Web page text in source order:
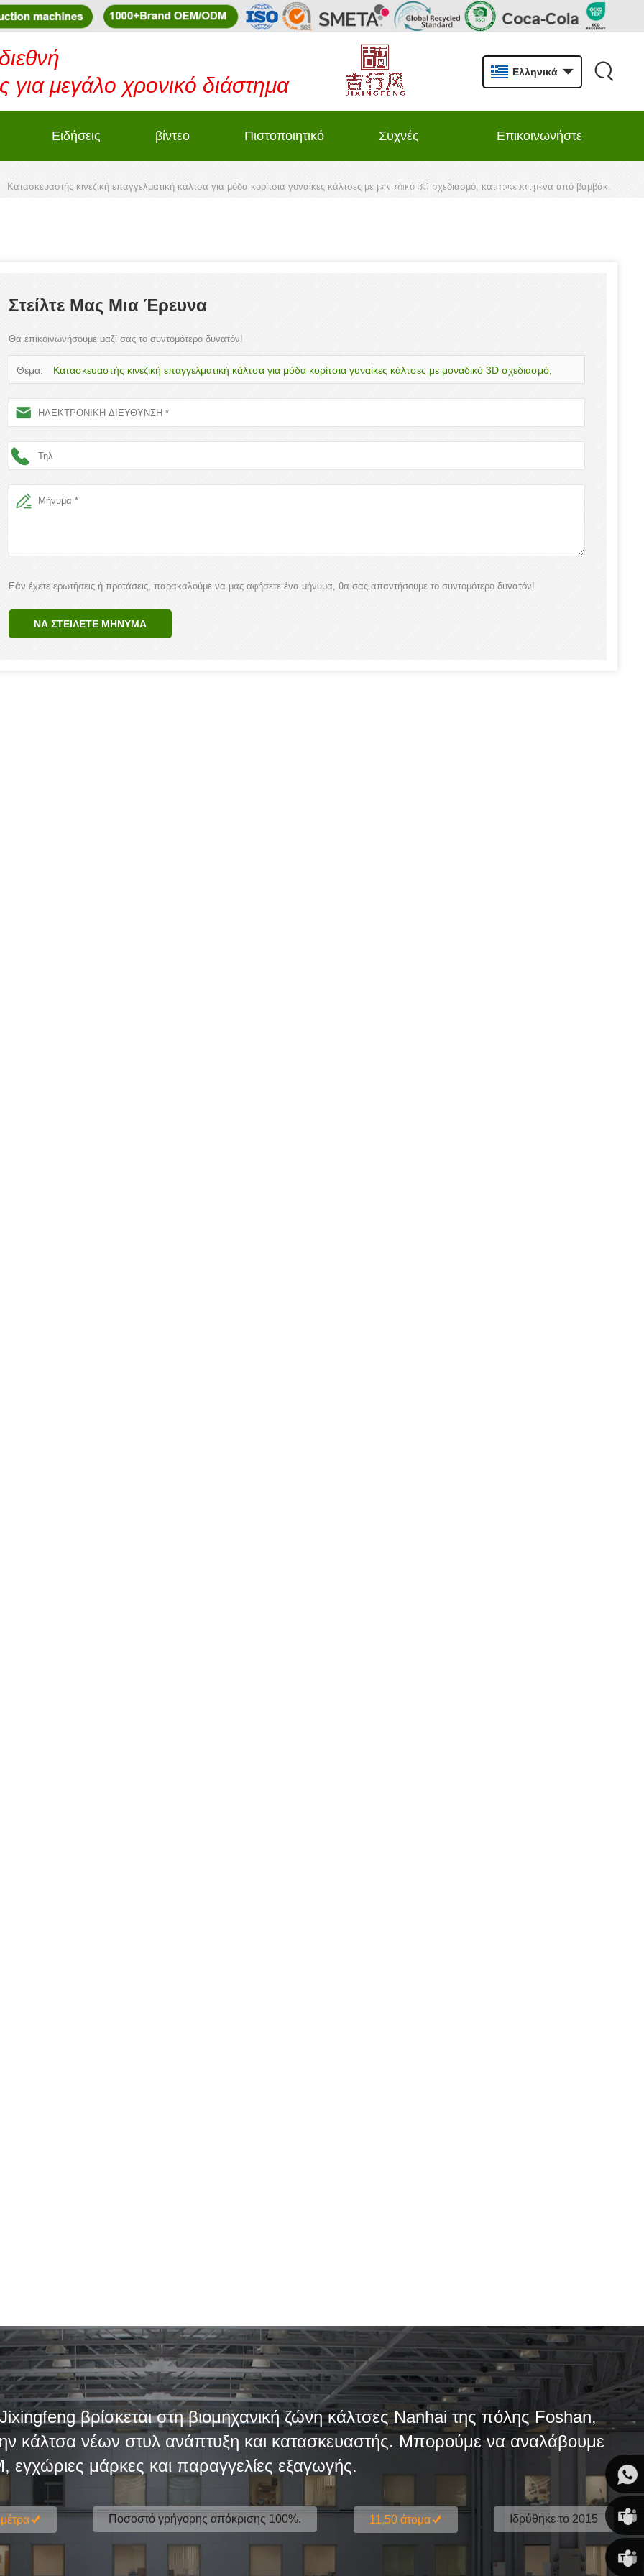
μεγάλο χρονικό διάστημα
Ελληνικά
Ειδήσεις βίντεο Πιστοποιητικό Συχνές
ερωτήσεις
Επικοινωνήστε
μαζί μας
Κατασκευαστής κινεζική επαγγελματική κάλτσα για μόδα κορίτσια γυναίκες κάλτσες με μοναδικό 3D σχεδιασμό, κατασκευασμένα από βαμβάκι
Στείλτε Μας Μια Έρευνα
Θα επικοινωνήσουμε μαζί σας το συντομότερο δυνατόν!
Θέμα: Κατασκευαστής κινεζική επαγγελματική κάλτσα για μόδα κορίτσια γυναίκες κάλτσες με μοναδικό 3D σχεδιασμό,
κατασκευασμένα από βαμβάκι
Εάν έχετε ερωτήσεις ή προτάσεις, παρακαλούμε να μας αφήσετε ένα μήνυμα, θα σας απαντήσουμε το συντομότερο δυνατόν!
ΝΑ ΣΤΕΊΛΕΤΕ ΜΉΝΥΜΑ
βρίσκεται στη βιομηχανική ζώνη κάλτσες Nanhai της πόλης Foshan,
κάλτσα νέων στυλ ανάπτυξη και κατασκευαστής. Μπορούμε να αναλάβουμε
εγχώριες μάρκες και παραγγελίες εξαγωγής.
Ποσοστό γρήγορης απόκρισης 100%. 11,50 άτομα Ιδρύθηκε το 2015
Susan